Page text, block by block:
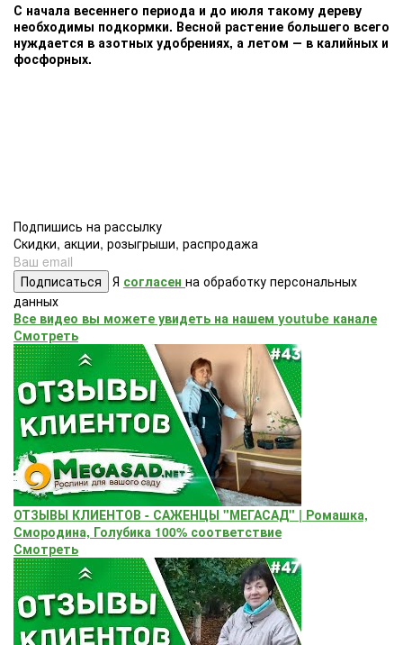
С начала весеннего периода и до июля такому дереву
необходимы подкормки. Весной растение большего всего
нуждается в азотных удобрениях, а летом ― в калийных и
фосфорных.
Подпишись на рассылку
Скидки, акции, розыгрыши, распродажа
Подписаться Я согласен на обработку персональных
данных
Все видео вы можете увидеть на нашем youtube канале
Смотреть
ОТЗЫВЫ КЛИЕНТОВ - САЖЕНЦЫ "МЕГАСАД" | Ромашка,
Смородина, Голубика 100% соответствие
Смотреть